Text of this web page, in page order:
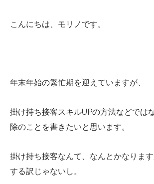
こんにちは、モリノです。
年末年始の繁忙期を迎えていますが、
掛け持ち接客スキルUPの方法などでは
除のことを書きたいと思います。
掛け持ち接客なんて、なんとかなりま
する訳じゃないし。